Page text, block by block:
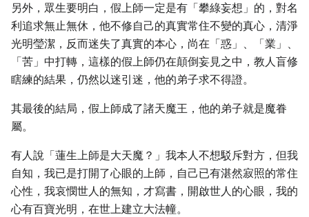
另外，眾生要明白，假上師一定是有「攀綠妄想」的，對名
利追求無止無休，他不修自己的真實常住不變的真心，清淨
光明瑩潔，反而迷失了真實的本心，尚在「惑」、「業」、
「苦」中打轉，這樣的假上師仍在顛倒妄見之中，教人盲修
瞎練的結果，仍然以迷引迷，他的弟子求不得證。
其最後的結局，假上師成了諸天魔王，他的弟子就是魔眷
屬。
有人說「蓮生上師是大天魔？」我本人不想駁斥對方，但我
自知，我已是打開了心眼的上師，自己已有湛然寂照的常住
心性，我哀憫世人的無知，才寫書，開啟世人的心眼，我的
心有百寶光明，在世上建立大法幢。